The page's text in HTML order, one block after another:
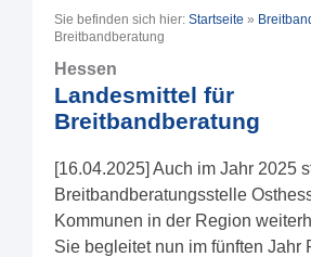
Sie befinden sich hier: Startseite »
Breitbandberatung
Hessen
Landesmittel für
Breitbandberatung
[16.04.2025] Auch im Jahr 2025
Breitbandberatungsstelle
Kommunen in der Region
Sie begleitet nun im fünften Jahr